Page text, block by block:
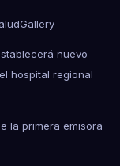
Gallery
nuevo
hospital regional
la primera emisora